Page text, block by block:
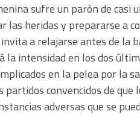
sufre un parón de casi
las heridas y prepararse a
a relajarse antes de
la intensidad en los dos
en la pelea por la
convencidos de que
adversas que se